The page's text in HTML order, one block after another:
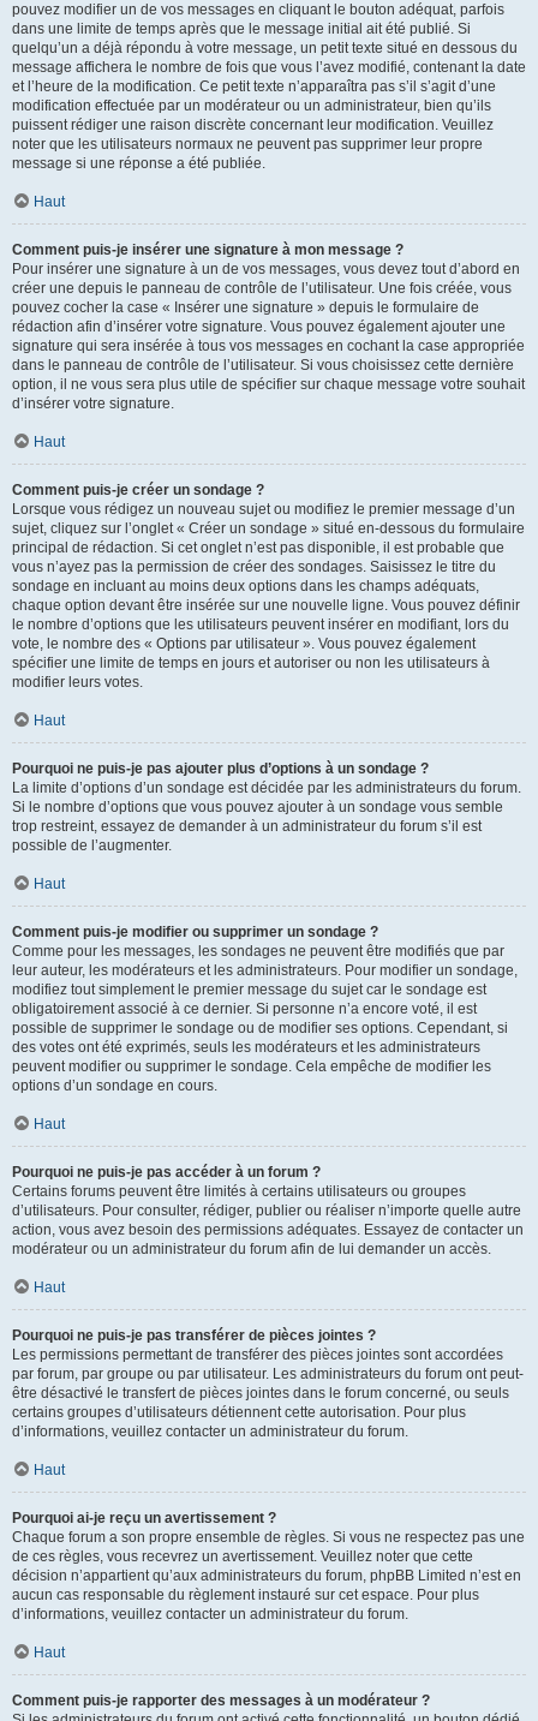
pouvez modifier un de vos messages en cliquant le bouton adéquat, parfois
dans une limite de temps après que le message initial ait été publié. Si
quelqu’un a déjà répondu à votre message, un petit texte situé en dessous du
message affichera le nombre de fois que vous l’avez modifié, contenant la date
et l’heure de la modification. Ce petit texte n’apparaîtra pas s’il s’agit d’une
modification effectuée par un modérateur ou un administrateur, bien qu’ils
puissent rédiger une raison discrète concernant leur modification. Veuillez
noter que les utilisateurs normaux ne peuvent pas supprimer leur propre
message si une réponse a été publiée.
Haut
Comment puis-je insérer une signature à mon message ?
Pour insérer une signature à un de vos messages, vous devez tout d’abord en
créer une depuis le panneau de contrôle de l’utilisateur. Une fois créée, vous
pouvez cocher la case « Insérer une signature » depuis le formulaire de
rédaction afin d’insérer votre signature. Vous pouvez également ajouter une
signature qui sera insérée à tous vos messages en cochant la case appropriée
dans le panneau de contrôle de l’utilisateur. Si vous choisissez cette dernière
option, il ne vous sera plus utile de spécifier sur chaque message votre souhait
d’insérer votre signature.
Haut
Comment puis-je créer un sondage ?
Lorsque vous rédigez un nouveau sujet ou modifiez le premier message d’un
sujet, cliquez sur l’onglet « Créer un sondage » situé en-dessous du formulaire
principal de rédaction. Si cet onglet n’est pas disponible, il est probable que
vous n’ayez pas la permission de créer des sondages. Saisissez le titre du
sondage en incluant au moins deux options dans les champs adéquats,
chaque option devant être insérée sur une nouvelle ligne. Vous pouvez définir
le nombre d’options que les utilisateurs peuvent insérer en modifiant, lors du
vote, le nombre des « Options par utilisateur ». Vous pouvez également
spécifier une limite de temps en jours et autoriser ou non les utilisateurs à
modifier leurs votes.
Haut
Pourquoi ne puis-je pas ajouter plus d’options à un sondage ?
La limite d’options d’un sondage est décidée par les administrateurs du forum.
Si le nombre d’options que vous pouvez ajouter à un sondage vous semble
trop restreint, essayez de demander à un administrateur du forum s’il est
possible de l’augmenter.
Haut
Comment puis-je modifier ou supprimer un sondage ?
Comme pour les messages, les sondages ne peuvent être modifiés que par
leur auteur, les modérateurs et les administrateurs. Pour modifier un sondage,
modifiez tout simplement le premier message du sujet car le sondage est
obligatoirement associé à ce dernier. Si personne n’a encore voté, il est
possible de supprimer le sondage ou de modifier ses options. Cependant, si
des votes ont été exprimés, seuls les modérateurs et les administrateurs
peuvent modifier ou supprimer le sondage. Cela empêche de modifier les
options d’un sondage en cours.
Haut
Pourquoi ne puis-je pas accéder à un forum ?
Certains forums peuvent être limités à certains utilisateurs ou groupes
d’utilisateurs. Pour consulter, rédiger, publier ou réaliser n’importe quelle autre
action, vous avez besoin des permissions adéquates. Essayez de contacter un
modérateur ou un administrateur du forum afin de lui demander un accès.
Haut
Pourquoi ne puis-je pas transférer de pièces jointes ?
Les permissions permettant de transférer des pièces jointes sont accordées
par forum, par groupe ou par utilisateur. Les administrateurs du forum ont peut-
être désactivé le transfert de pièces jointes dans le forum concerné, ou seuls
certains groupes d’utilisateurs détiennent cette autorisation. Pour plus
d’informations, veuillez contacter un administrateur du forum.
Haut
Pourquoi ai-je reçu un avertissement ?
Chaque forum a son propre ensemble de règles. Si vous ne respectez pas une
de ces règles, vous recevrez un avertissement. Veuillez noter que cette
décision n’appartient qu’aux administrateurs du forum, phpBB Limited n’est en
aucun cas responsable du règlement instauré sur cet espace. Pour plus
d’informations, veuillez contacter un administrateur du forum.
Haut
Comment puis-je rapporter des messages à un modérateur ?